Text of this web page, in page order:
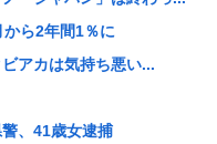
から2年間1％に
アカは気持ち悪い...
、41歳女逮捕